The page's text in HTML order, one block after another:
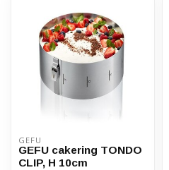
GEFU
GEFU cakering TONDO
CLIP, H 10cm